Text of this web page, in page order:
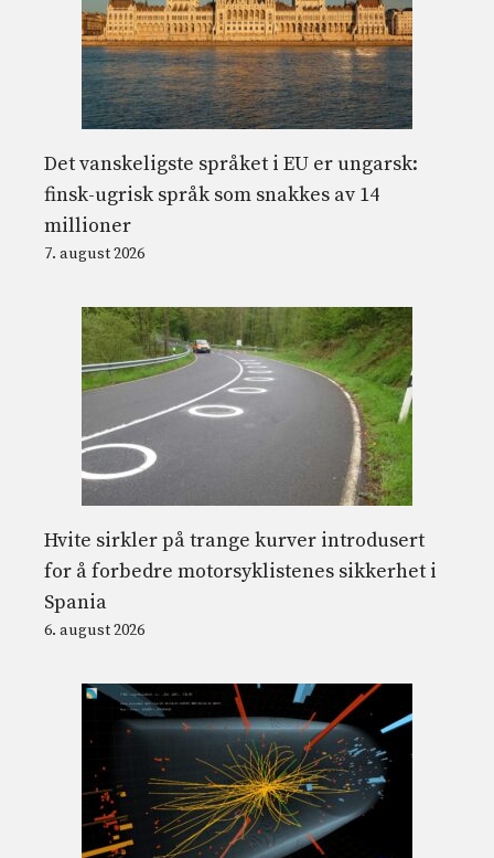
Det vanskeligste språket i EU er ungarsk:
finsk-ugrisk språk som snakkes av 14
millioner
7. august 2026
Hvite sirkler på trange kurver introdusert
for å forbedre motorsyklistenes sikkerhet i
Spania
6. august 2026